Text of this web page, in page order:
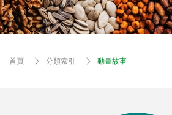
首頁 分類索引 動畫故事